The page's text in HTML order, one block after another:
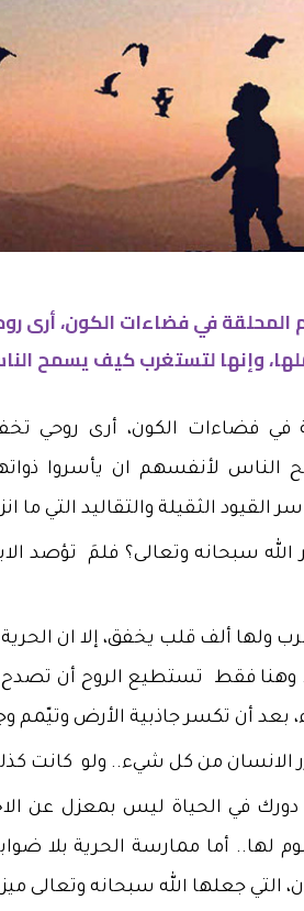
المحلقة في فضاءات الكون، أرى
وإنها لتستغرب كيف يسمح
في فضاءات الكون، أرى روحي
لأنفسهم ان يأسروا
القيود الثقيلة والتقاليد التي
سبحانه وتعالى؟ فلمَ تؤصد
ولها ألف قلب يخفق، إلا ان
وهنا فقط تستطيع الروح أن
بعد أن تكسر جاذبية الأرض وتيّمم
الانسان من كل شيء.. ولو كانت
في الحياة ليس بمعزل عن
لها.. أما ممارسة الحرية بلا
التي جعلها الله سبحانه وتعالى